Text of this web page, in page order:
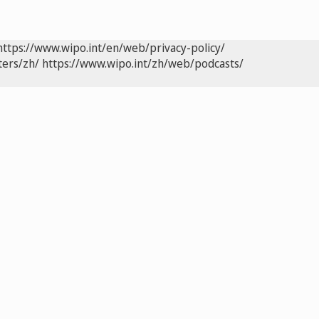
www.wipo.int/en/web/privacy-policy/
zh/ https://www.wipo.int/zh/web/podcasts/